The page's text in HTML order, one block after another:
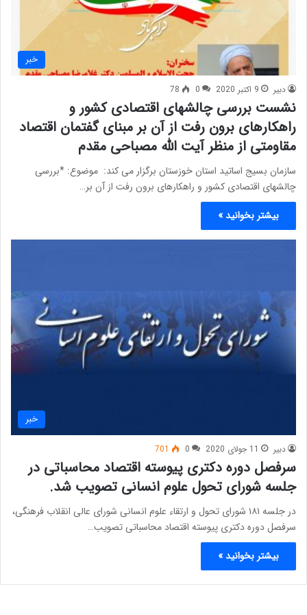
خبر
دبیر 9 اکتبر 2020 0
78
نشست بررسی چالشهای اقتصادی کشور و
راهکارهای برون رفت از آن بر مبنای گفتمان اقتصاد
مقاومتی از منظر آیت الله مصباحی مقدم
سازمان بسیج اساتید استان خوزستان برگزار می کند: موضوع: *بررسی
چالشهای اقتصادی کشور و راهکارهای برون رفت از آن بر…
بیشتر بخوانید »
خبر
دبیر 11 جولای 2020 0
701
سرفصل‌ دوره دکتری پیوسته اقتصاد محاسباتی در
جلسه شورای تحول علوم انسانی تصویب شد.
در جلسه ۱۸۱ شورای تحول و ارتقاء علوم انسانی شورای عالی انقلاب فرهنگی،
سرفصل‌ دوره دکتری پیوسته اقتصاد محاسباتی تصویب…
بیشتر بخوانید »